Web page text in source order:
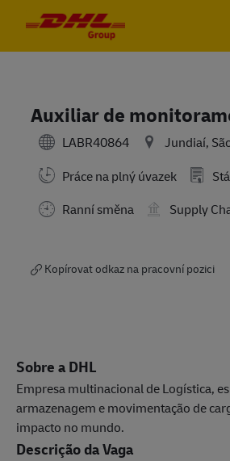
Auxiliar de
LABR40864
Jundiaí,
Práce na plný úvazek
Ranní směna
Supply
Kopírovat odkaz na pracovní pozici
Sobre a DHL
Empresa multinacional de Logística,
armazenagem e movimentação de
impacto no mundo.
Descrição da Vaga